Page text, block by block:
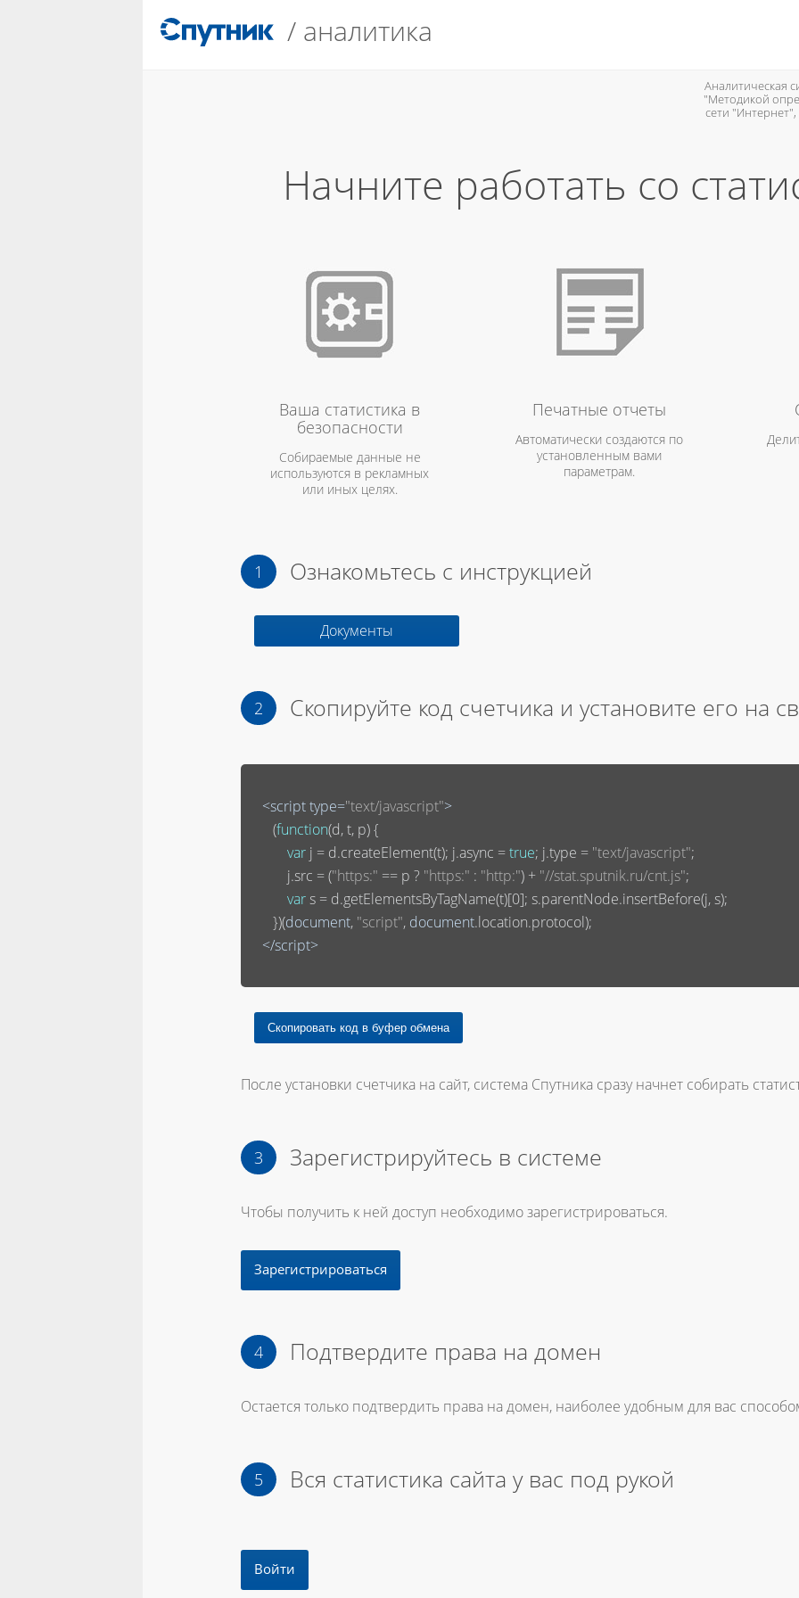
/ аналитика
Аналитическая
"Методикой
сети
Начните работать со
Ваша статистика в
безопасности
Собираемые данные не
используются в рекламных
или иных целях.
Печатные отчеты
Автоматически создаются по
установленным вами
параметрам.
Ознакомьтесь с инструкцией
Документы
Скопируйте код счетчика и установите его на
<scripttype="text/javascript">
       (
function(d, t, p) {
var j = d.createElement(t); j.async = true; j.type = "text/javascript";
           j.src = (
"https:" == p ? "https:" : "http:") + "//stat.sputnik.ru/cnt.js";
var s = d.getElementsByTagName(t)[0]; s.parentNode.insertBefore(j, s);
       })(
document, "script", document.location.protocol);
</script>
После установки счетчика на сайт, система Спутника сразу начнет собирать
Зарегистрируйтесь в системе
Чтобы получить к ней доступ необходимо зарегистрироваться.
Зарегистрироваться
Подтвердите права на домен
Остается только подтвердить права на домен, наиболее удобным для вас
Вся статистика сайта у вас под рукой
Войти